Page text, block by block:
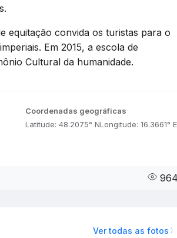
equitação convida os turistas para o
Em 2015, a escola de
Cultural da humanidade.
Coordenadas geográficas
Latitude: 48.2075° NLongitude: 16.3661° E
Ver todas as fotos